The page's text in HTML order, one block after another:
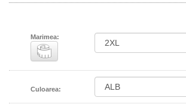
Marimea:
Culoarea: